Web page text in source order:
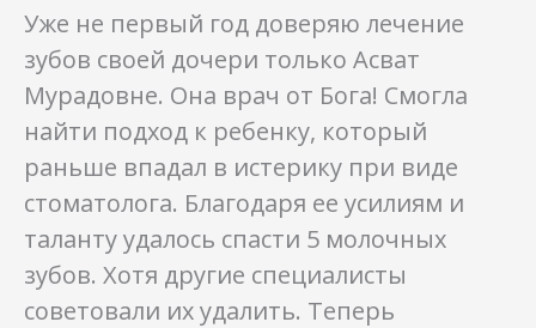
Уже не первый год доверяю лечение
зубов своей дочери только Асват
Мурадовне. Она врач от Бога! Смогла
найти подход к ребенку, который
раньше впадал в истерику при виде
стоматолога. Благодаря ее усилиям и
таланту удалось спасти 5 молочных
зубов. Хотя другие специалисты
советовали их удалить. Теперь